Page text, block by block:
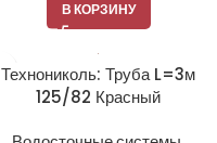
В КОРЗИНУ
Технониколь: Труба L=3м
125/82 Красный